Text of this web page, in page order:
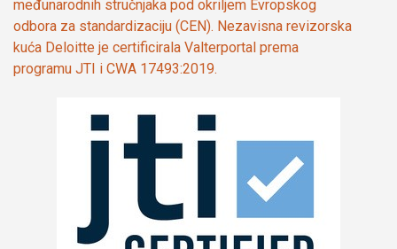
međunarodnih stručnjaka pod okriljem Evropskog
odbora za standardizaciju (CEN). Nezavisna revizorska
kuća Deloitte je certificirala Valterportal prema
programu JTI i CWA 17493:2019.